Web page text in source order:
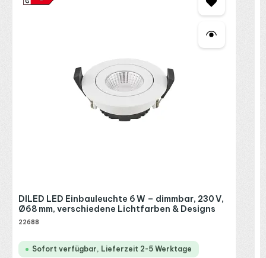
DILED LED Einbauleuchte 6 W – dimmbar, 230 V,
Ø68 mm, verschiedene Lichtfarben & Designs
22688
Sofort verfügbar, Lieferzeit 2-5 Werktage